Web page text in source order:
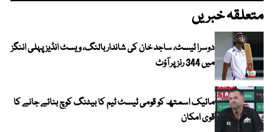
متعلقہ خبریں
دوسرا ٹیسٹ، ساجد خان کی شاندار بالنگ، ویسٹ انڈیز پہلی اننگز
میں 344 رنز پر آؤٹ
مائیک اسمتھ کو قومی ٹیسٹ ٹیم کا بیٹنگ کوچ بنائے جانے کا
قوی امکان